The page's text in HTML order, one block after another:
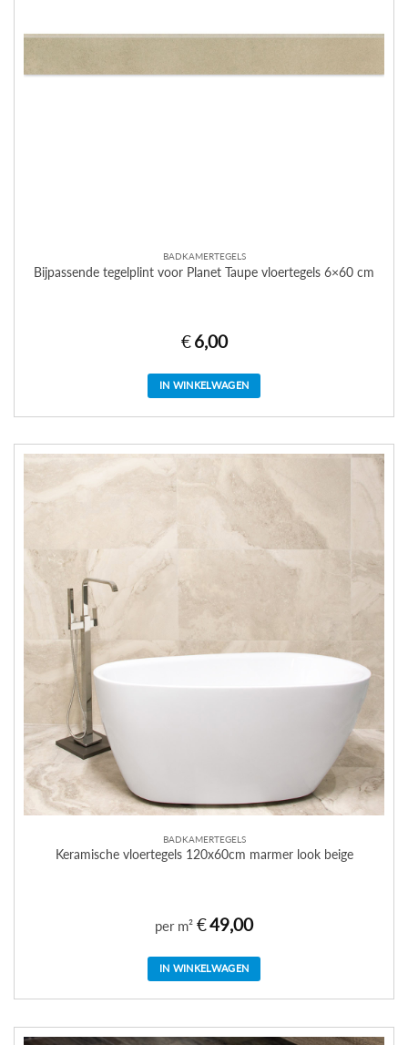
BADKAMERTEGELS
Bijpassende tegelplint voor Planet Taupe vloertegels 6×60 cm
€ 6,00
IN WINKELWAGEN
BADKAMERTEGELS
Keramische vloertegels 120x60cm marmer look beige
per m² €49,00
IN WINKELWAGEN